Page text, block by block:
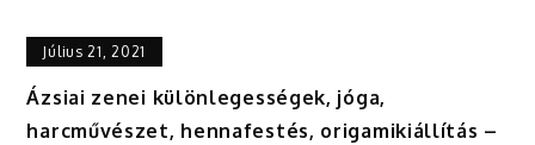
Július 21, 2021
Ázsiai zenei különlegességek, jóga,
harcművészet, hennafestés, origamikiállítás –